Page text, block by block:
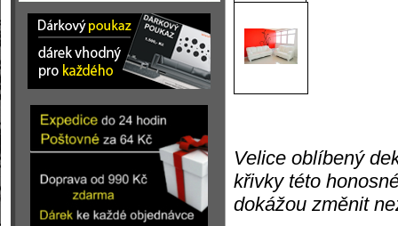
Velice oblíbený
křivky této
dokážou změnit